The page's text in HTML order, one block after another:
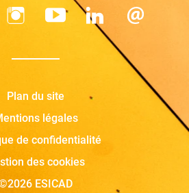
Plan du site
légales
de confidentialité
des cookies
ESICAD